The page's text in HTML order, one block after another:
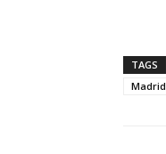
TAGS
Madrid